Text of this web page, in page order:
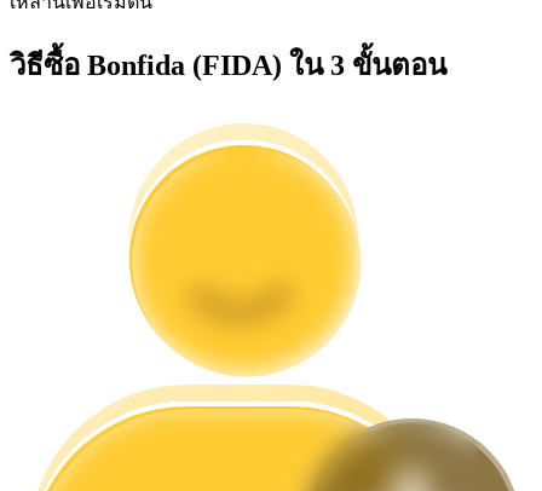
กลยุทธ์การซื้อขาย
เรียนรู้วิธีการรักษาผลกำไร
วิธีซื้อ Bonfida (FIDA) ใน 3 ขั้นตอน